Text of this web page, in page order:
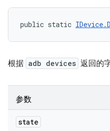
public static
根据 adb devices 返回的
参数
state